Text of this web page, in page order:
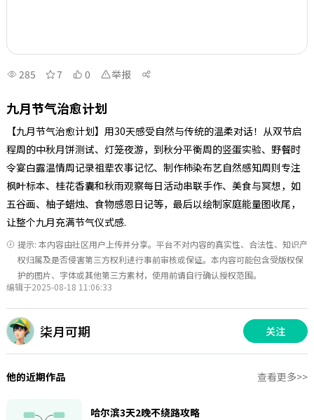
285 7 0 举报
九月节气治愈计划
【九月节气治愈计划】用30天感受自然与传统的温柔对话！从双节启
程周的中秋月饼测试、灯笼夜游，到秋分平衡周的竖蛋实验、野餐时
令宴白露温情周记录祖辈农事记忆、制作柿染布艺自然感知周则专注
枫叶标本、桂花香囊和秋雨观察每日活动串联手作、美食与冥想，如
五谷画、柚子蜡烛、食物感恩日记等，最后以绘制家庭能量图收尾，
让整个九月充满节气仪式感.
提示: 本内容由社区用户上传并分享。平台不对内容的真实性、合法性、知识产
权归属及是否侵害第三方权利进行事前审核或保证。本内容可能包含受版权保
护的图片、字体或其他第三方素材，使用前请自行确认授权范围。
编辑于2025-08-18 11:06:33
柒月可期 关注
他的近期作品 查看更多>>
哈尔滨3天2晚不绕路攻略